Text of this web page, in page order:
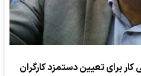
کار برای تعیین دستمزد کارگران